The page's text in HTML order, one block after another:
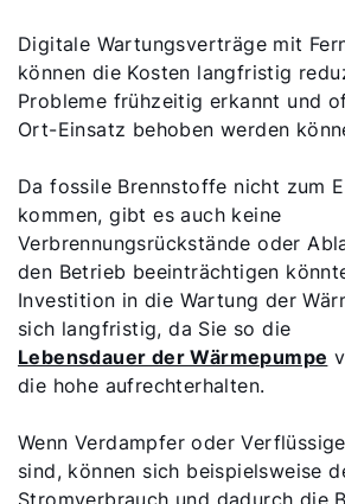
Digitale Wartungsverträge mit
können die Kosten langfristig
Probleme frühzeitig erkannt und
Ort-Einsatz behoben werden
Da fossile Brennstoffe nicht zum
kommen, gibt es auch keine
Verbrennungsrückstände oder
den Betrieb beeinträchtigen
Investition in die Wartung der
sich langfristig, da Sie so die
Lebensdauer der Wärmepumpe
die hohe aufrechterhalten.
Wenn Verdampfer oder
sind, können sich beispielsweise
Stromverbrauch und dadurch die